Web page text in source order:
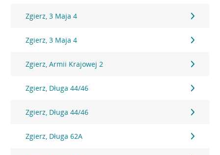
Zgierz, 3 Maja 4
Zgierz, 3 Maja 4
Zgierz, Armii Krajowej 2
Zgierz, Długa 44/46
Zgierz, Długa 44/46
Zgierz, Długa 62A